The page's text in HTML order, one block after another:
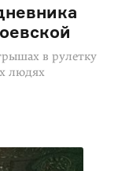
в рулетку
людях